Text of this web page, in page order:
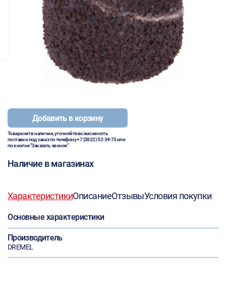
Добавить в корзину
Товара нет в наличии, уточняйте возможность
поставки под заказ по телефону+7 (3822) 52-34-73или
по кнопке "Заказать звонок"
Наличие в магазинах
ХарактеристикиОписаниеОтзывыУсловия покупки
Основные характеристики
Производитель
DREMEL